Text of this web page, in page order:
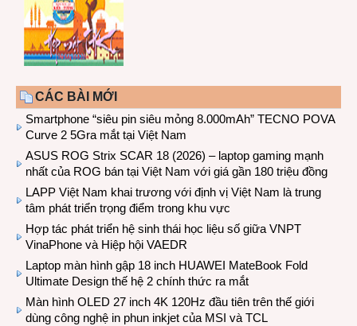
CÁC BÀI MỚI
Smartphone “siêu pin siêu mỏng 8.000mAh” TECNO POVA
Curve 2 5Gra mắt tại Việt Nam
ASUS ROG Strix SCAR 18 (2026) – laptop gaming mạnh
nhất của ROG bán tại Việt Nam với giá gần 180 triệu đồng
LAPP Việt Nam khai trương với định vị Việt Nam là trung
tâm phát triển trọng điểm trong khu vực
Hợp tác phát triển hệ sinh thái học liệu số giữa VNPT
VinaPhone và Hiệp hội VAEDR
Laptop màn hình gập 18 inch HUAWEI MateBook Fold
Ultimate Design thế hệ 2 chính thức ra mắt
Màn hình OLED 27 inch 4K 120Hz đầu tiên trên thế giới
dùng công nghệ in phun inkjet của MSI và TCL